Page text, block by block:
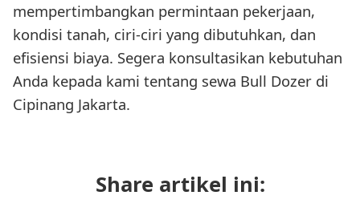
mempertimbangkan permintaan pekerjaan,
kondisi tanah, ciri-ciri yang dibutuhkan, dan
efisiensi biaya. Segera konsultasikan kebutuhan
Anda kepada kami tentang sewa Bull Dozer di
Cipinang Jakarta.
Share artikel ini: